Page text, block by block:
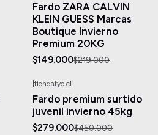
Agotado
Fardo ZARA CALVIN
KLEIN GUESS Marcas
Boutique Invierno
Premium 20KG
$149.000$219.000
tiendatyc.cl
Fardo premium surtido
juvenil invierno 45kg
$279.000$450.000